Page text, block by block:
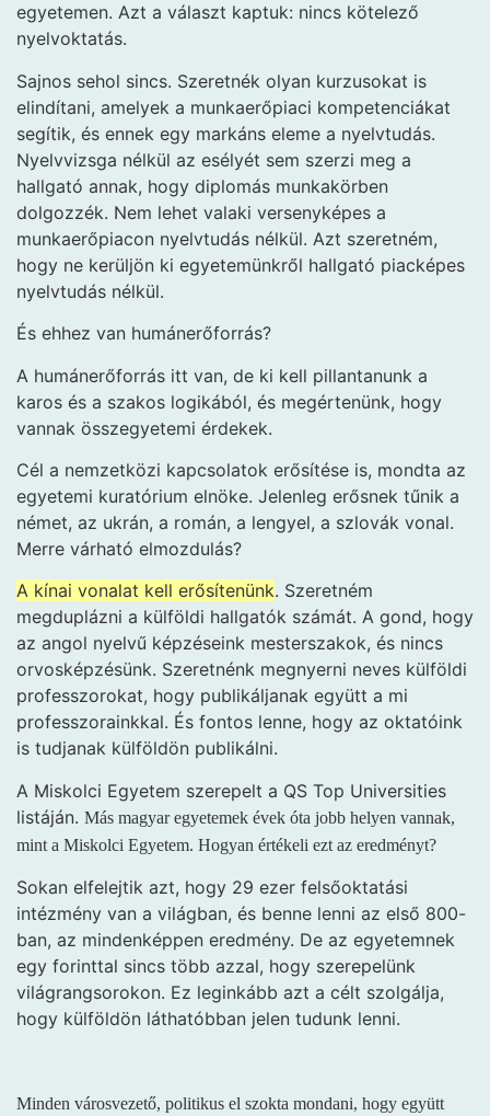
egyetemen. Azt a választ kaptuk: nincs kötelező
nyelvoktatás.
Sajnos sehol sincs. Szeretnék olyan kurzusokat is
elindítani, amelyek a munkaerőpiaci kompetenciákat
segítik, és ennek egy markáns eleme a nyelvtudás.
Nyelvvizsga nélkül az esélyét sem szerzi meg a
hallgató annak, hogy diplomás munkakörben
dolgozzék. Nem lehet valaki versenyképes a
munkaerőpiacon nyelvtudás nélkül. Azt szeretném,
hogy ne kerüljön ki egyetemünkről hallgató piacképes
nyelvtudás nélkül.
És ehhez van humánerőforrás?
A humánerőforrás itt van, de ki kell pillantanunk a
karos és a szakos logikából, és megértenünk, hogy
vannak összegyetemi érdekek.
Cél a nemzetközi kapcsolatok erősítése is, mondta az
egyetemi kuratórium elnöke. Jelenleg erősnek tűnik a
német, az ukrán, a román, a lengyel, a szlovák vonal.
Merre várható elmozdulás?
A kínai vonalat kell erősítenünk. Szeretném
megduplázni a külföldi hallgatók számát. A gond, hogy
az angol nyelvű képzéseink mesterszakok, és nincs
orvosképzésünk. Szeretnénk megnyerni neves külföldi
professzorokat, hogy publikáljanak együtt a mi
professzorainkkal. És fontos lenne, hogy az oktatóink
is tudjanak külföldön publikálni.
A Miskolci Egyetem szerepelt a QS Top Universities
listáján. Más magyar egyetemek évek óta jobb helyen vannak,
mint a Miskolci Egyetem. Hogyan értékeli ezt az eredményt?
Sokan elfelejtik azt, hogy 29 ezer felsőoktatási
intézmény van a világban, és benne lenni az első 800-
ban, az mindenképpen eredmény. De az egyetemnek
egy forinttal sincs több azzal, hogy szerepelünk
világrangsorokon. Ez leginkább azt a célt szolgálja,
hogy külföldön láthatóbban jelen tudunk lenni.
Minden városvezető, politikus el szokta mondani, hogy együtt